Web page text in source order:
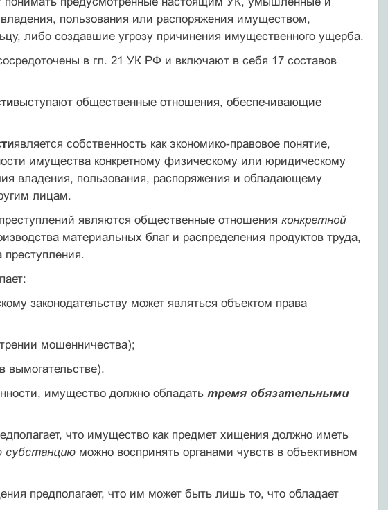
пользования или распоряжения имуществом,
либо создавшие угрозу причинения имущественного ущерба.
в гл. 21 УК РФ и включают в себя 17 составов
выступают общественные отношения, обеспечивающие
является собственность как экономико-правовое понятие,
имущества конкретному физическому или юридическому
владения, пользования, распоряжения и обладающему
лицам.
являются общественные отношения конкретной
материальных благ и распределения продуктов труда,
законодательству может являться объектом права
мошенничества);
вымогательстве).
имущество должно обладать тремя обязательными
что имущество как предмет хищения должно иметь
субстанциюможно воспринять органами чувств в объективном
предполагает, что им может быть лишь то, что обладает